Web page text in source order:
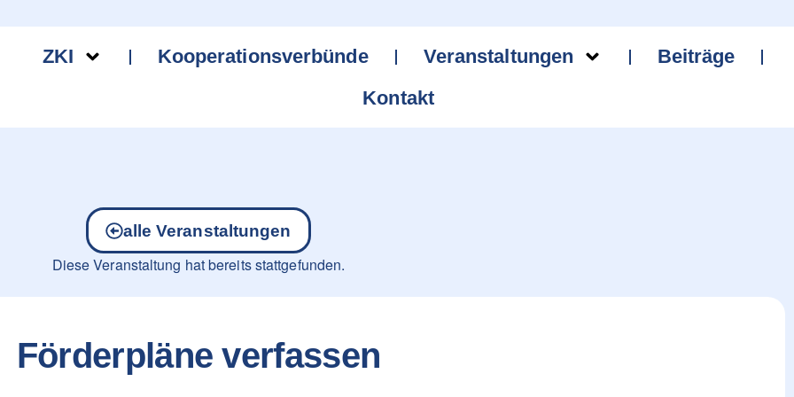
ZKI Kooperationsverbünde Veranstaltungen
Beiträge
Kontakt
alle Veranstaltungen
Diese Veranstaltung hat bereits stattgefunden.
Förderpläne verfassen